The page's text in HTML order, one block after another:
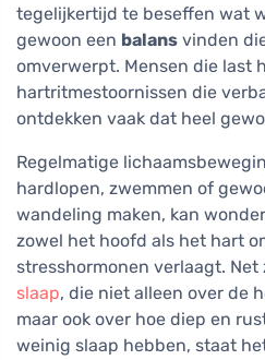
tegelijkertijd te beseffen wat
gewoon een balans vinden
omverwerpt. Mensen die last
hartritmestoornissen die
ontdekken vaak dat heel
Regelmatige
hardlopen, zwemmen of
wandeling maken, kan
zowel het hoofd als het hart
stresshormonen verlaagt. Net
slaap, die niet alleen over de
maar ook over hoe diep en
weinig slaap hebben, staat